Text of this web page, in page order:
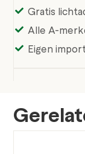
Gratis
Alle A-
Eigen